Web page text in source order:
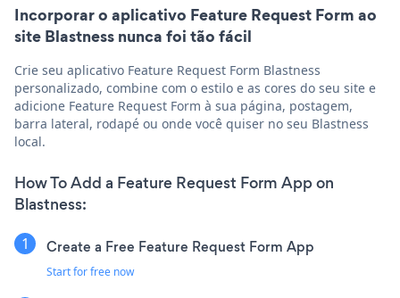
Incorporar o aplicativo Feature Request Form ao
site Blastness nunca foi tão fácil
Crie seu aplicativo Feature Request Form Blastness
personalizado, combine com o estilo e as cores do seu site e
adicione Feature Request Form à sua página, postagem,
barra lateral, rodapé ou onde você quiser no seu Blastness
local.
How To Add a Feature Request Form App on
Blastness:
Create a Free Feature Request Form App
Start for free now